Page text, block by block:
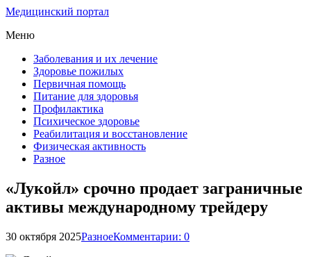
Медицинский портал
Меню
Заболевания и их лечение
Здоровье пожилых
Первичная помощь
Питание для здоровья
Профилактика
Психическое здоровье
Реабилитация и восстановление
Физическая активность
Разное
«Лукойл» срочно продает заграничные
активы международному трейдеру
30 октября 2025РазноеКомментарии: 0